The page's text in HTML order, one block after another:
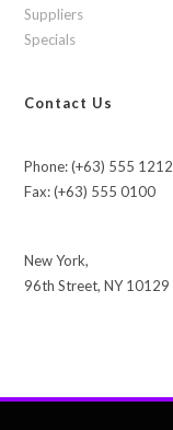
Suppliers
Specials
Contact Us
Phone: (+63) 555 1212
Fax: (+63) 555 0100
New York,
96th Street, NY 10129